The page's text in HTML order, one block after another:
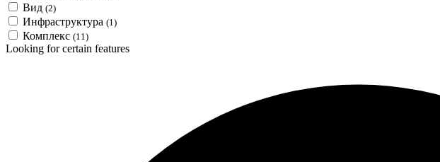
Вид (2)
Инфраструктура (1)
Комплекс (11)
Looking for certain features